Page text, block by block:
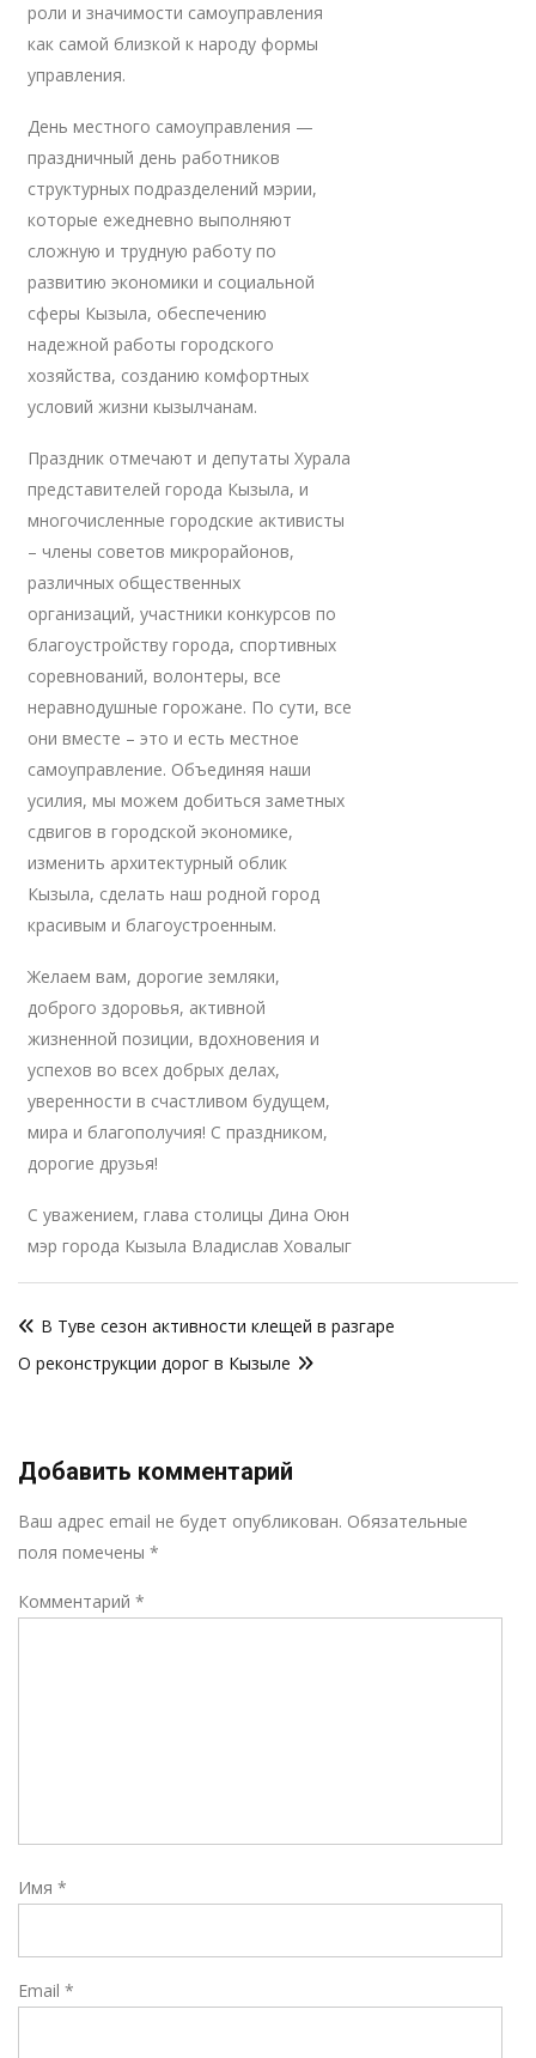
роли и значимости самоуправления
как самой близкой к народу формы
управления.
День местного самоуправления —
праздничный день работников
структурных подразделений мэрии,
которые ежедневно выполняют
сложную и трудную работу по
развитию экономики и социальной
сферы Кызыла, обеспечению
надежной работы городского
хозяйства, созданию комфортных
условий жизни кызылчанам.
Праздник отмечают и депутаты Хурала
представителей города Кызыла, и
многочисленные городские активисты
– члены советов микрорайонов,
различных общественных
организаций, участники конкурсов по
благоустройству города, спортивных
соревнований, волонтеры, все
неравнодушные горожане. По сути, все
они вместе – это и есть местное
самоуправление. Объединяя наши
усилия, мы можем добиться заметных
сдвигов в городской экономике,
изменить архитектурный облик
Кызыла, сделать наш родной город
красивым и благоустроенным.
Желаем вам, дорогие земляки,
доброго здоровья, активной
жизненной позиции, вдохновения и
успехов во всех добрых делах,
уверенности в счастливом будущем,
мира и благополучия! С праздником,
дорогие друзья!
С уважением, глава столицы Дина Оюн
мэр города Кызыла Владислав Ховалыг
по
записям
В Туве сезон активности клещей в разгаре
О реконструкции дорог в Кызыле
Добавить комментарий
Ваш адрес email не будет опубликован. Обязательные
поля помечены *
Комментарий *
Имя *
Email *